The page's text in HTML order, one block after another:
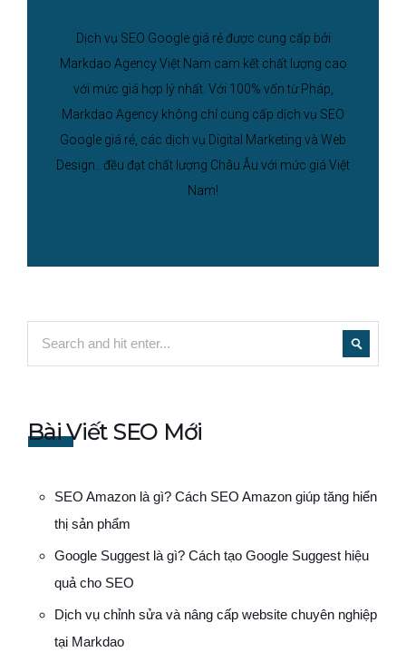
Dịch vụ SEO Google giá rẻ được cung cấp bởi
Markdao Agency Việt Nam cam kết chất lượng cao
với mức giá hợp lý nhất. Với 100% vốn từ Pháp,
Markdao Agency không chỉ cung cấp dịch vụ SEO
Google giá rẻ, các dịch vụ Digital Marketing và Web
Design.. đều đạt chất lượng Châu Âu với mức giá Việt
Nam!
Bài Viết SEO Mới
SEO Amazon là gì? Cách SEO Amazon giúp tăng hiển
thị sản phẩm
Google Suggest là gì? Cách tạo Google Suggest hiệu
quả cho SEO
Dịch vụ chỉnh sửa và nâng cấp website chuyên nghiệp
tại Markdao